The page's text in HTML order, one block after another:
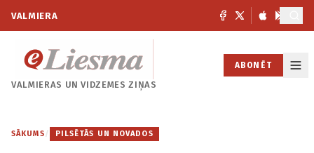
VALMIERA
VALMIERAS UNVIDZEMES ZIŅAS
ABONĒT
SĀKUMS / PILSĒTĀS UN NOVADOS